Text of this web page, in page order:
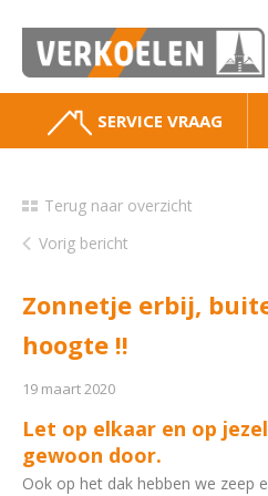
SERVICE VRAAG
Terug naar overzicht
Vorig bericht
Zonnetje erbij,
hoogte !!
19 maart 2020
Let op elkaar en op
gewoon door.
Ook op het dak hebben we zeep